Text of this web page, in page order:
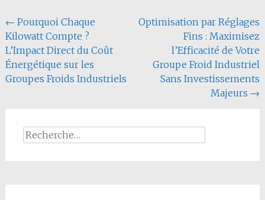
Navigation
de
l'article
← Pourquoi Chaque
Kilowatt Compte ?
L’Impact Direct du Coût
Énergétique sur les
Groupes Froids Industriels
Optimisation par Réglages
Fins : Maximisez
l’Efficacité de Votre
Groupe Froid Industriel
Sans Investissements
Majeurs →
Rechercher :